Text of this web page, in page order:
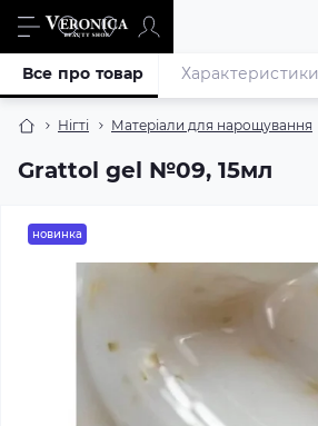
Нігті Матеріали для нарощування
Grattol gel №09, 15мл
Все про товар Характеристики
новинка